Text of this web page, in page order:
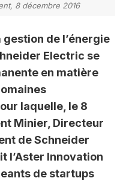
8 décembre 2016
de l’énergie
Electric se
en matière
laquelle, le 8
Minier, Directeur
de Schneider
l’Aster Innovation
de startups